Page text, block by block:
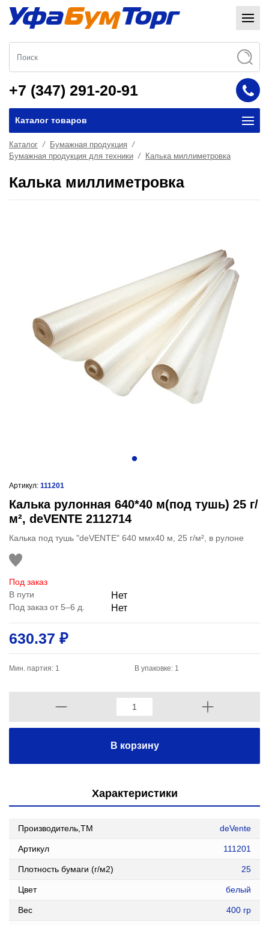
+7 (347) 291-20-91
Каталог товаров
Каталог
Бумажная продукция
Бумажная продукция для техники
Калька миллиметровка
Калька миллиметровка
Артикул: 111201
Калька рулонная 640*40 м(под тушь) 25 г/
м², deVENTE 2112714
Калька под тушь "deVENTE" 640 ммx40 м, 25 г/м², в рулоне
Под заказ
В пути
Нет
Под заказ от 5–6 д. Нет
630.37 ₽
Мин. партия: 1 В упаковке: 1
В корзину
Характеристики
Производитель,ТМ deVente
Артикул 111201
Плотность бумаги (г/м2) 25
Цвет белый
Вес 400 гр